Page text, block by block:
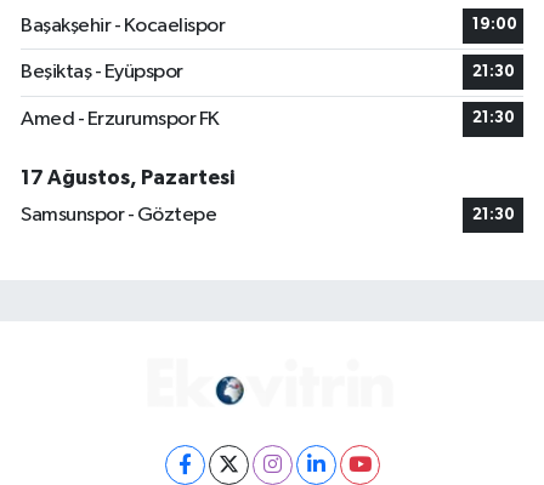
Başakşehir - Kocaelispor
19:00
Beşiktaş - Eyüpspor 21:30
Amed - Erzurumspor FK 21:30
17 Ağustos, Pazartesi
Samsunspor - Göztepe
21:30